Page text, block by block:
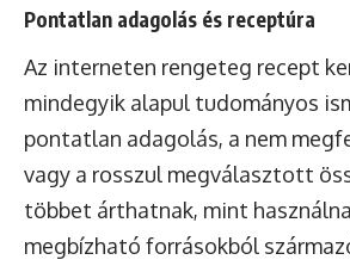
Pontatlan adagolás és receptúra
Az interneten rengeteg recept
mindegyik alapul tudományos
pontatlan adagolás, a nem
vagy a rosszul megválasztott
többet árthatnak, mint
megbízható forrásokból